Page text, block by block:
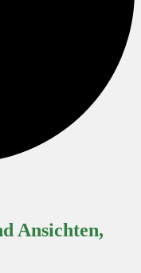
Ansichten,